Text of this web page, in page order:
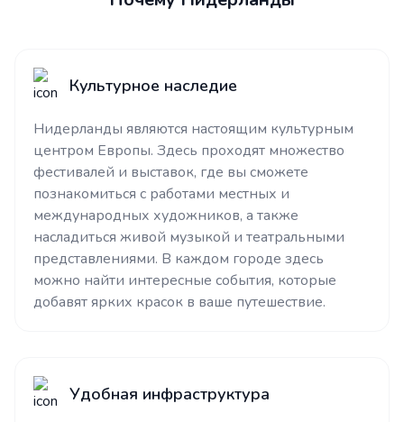
Культурное наследие
Нидерланды являются настоящим культурным
центром Европы. Здесь проходят множество
фестивалей и выставок, где вы сможете
познакомиться с работами местных и
международных художников, а также
насладиться живой музыкой и театральными
представлениями. В каждом городе здесь
можно найти интересные события, которые
добавят ярких красок в ваше путешествие.
Удобная инфраструктура